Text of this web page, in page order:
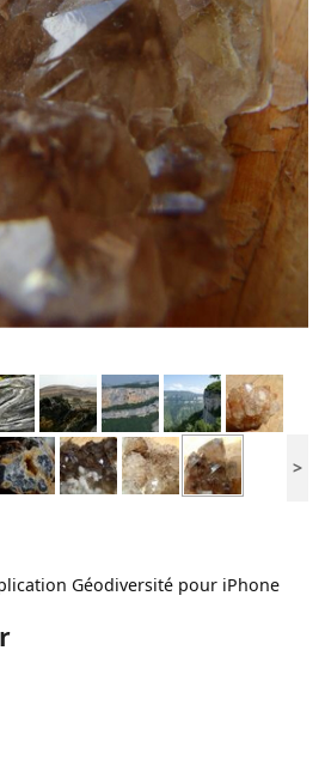
>
Géodiversité pour iPhone